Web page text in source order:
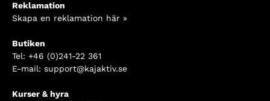
Reklamation
Skapa en reklamation här »
Butiken
Tel: +46 (0)241-22 361
E-mail: support@kajaktiv.se
Kurser & hyra